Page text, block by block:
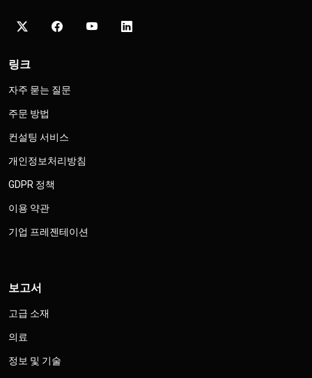
링크
자주 묻는 질문
주문 방법
컨설팅 서비스
개인정보처리방침
GDPR 정책
이용 약관
기업 프레젠테이션
보고서
고급 소재
의료
정보 및 기술